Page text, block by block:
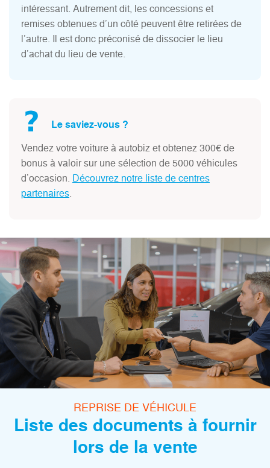
intéressant. Autrement dit, les concessions et
remises obtenues d’un côté peuvent être retirées de
l’autre. Il est donc préconisé de dissocier le lieu
d’achat du lieu de vente.
Le saviez-vous ?
Vendez votre voiture à autobiz et obtenez 300€ de
bonus à valoir sur une sélection de 5000 véhicules
d’occasion. Découvrez notre liste de centres
partenaires.
REPRISE DE VÉHICULE
Liste des documents à fournir
lors de la vente